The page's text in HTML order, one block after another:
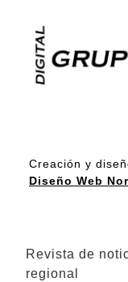
Creación y
Diseño Web
Revista de
regional